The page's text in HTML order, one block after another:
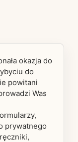
okazja do
do
powitani
Was
prywatnego